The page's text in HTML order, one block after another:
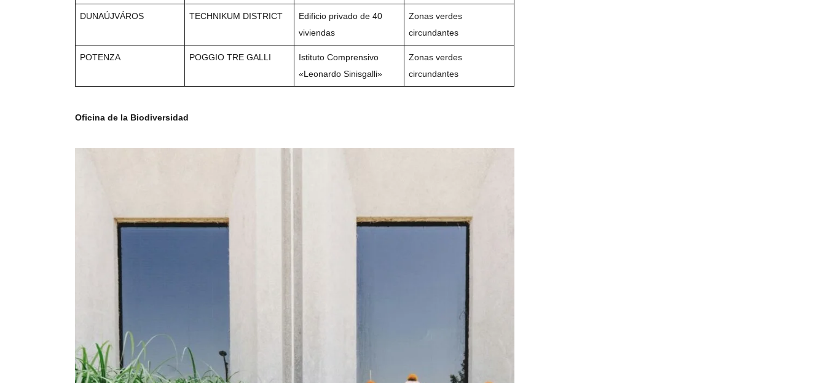
DUNAÚJVÁROS TECHNIKUM DISTRICT
Edificio privado de 40
viviendas
Zonas verdes
circundantes
POTENZA POGGIO TRE GALLI
Istituto Comprensivo
«Leonardo Sinisgalli»
Zonas verdes
circundantes
Oficina de la Biodiversidad